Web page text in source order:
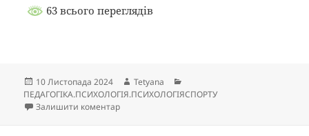
63 всього переглядів
Опубліковано
10 Листопада 2024 Автор
Tetyana
ПЕДАГОГІКА.ПСИХОЛОГІЯ.ПСИХОЛОГІЯСПОРТУ
Залишити коментардо Охорона ментального здоров’я та медико-